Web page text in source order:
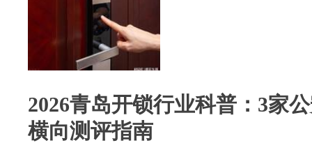
2026青岛开锁行业科普：3家
横向测评指南